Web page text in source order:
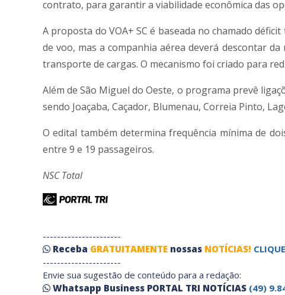
contrato, para garantir a viabilidade econômica das
A proposta do VOA+ SC é baseada no chamado
de voo, mas a companhia aérea deverá descontar
transporte de cargas. O mecanismo foi criado para
Além de São Miguel do Oeste, o programa prevê
sendo Joaçaba, Caçador, Blumenau, Correia Pinto,
O edital também determina frequência mínima de
entre 9 e 19 passageiros.
NSC Total
----------------------
Receba GRATUITAMENTE nossas NOTÍCIAS!
----------------------
Envie sua sugestão de conteúdo para a redação:
Whatsapp Business PORTAL TRI NOTÍCIAS (49)